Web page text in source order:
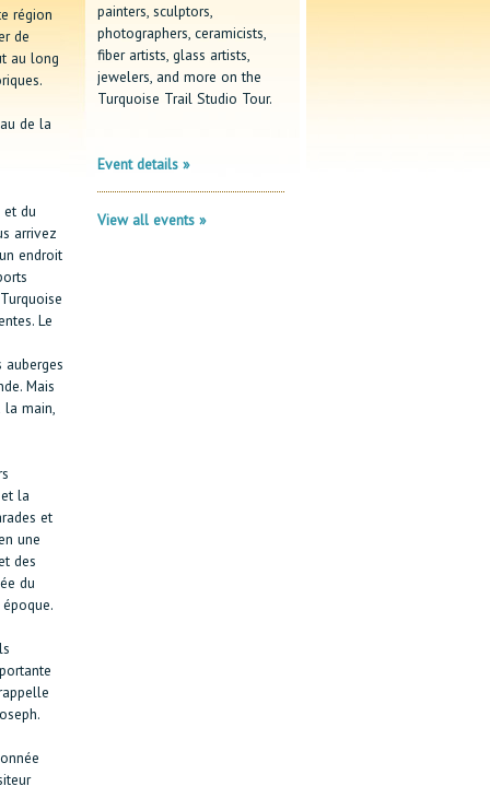
région
de
au long
de la
et du
arrivez
endroit
Le
Mais
la main,
la
et
une
des
du
painters, sculptors,
photographers, ceramicists,
fiber artists, glass artists,
jewelers, and more on the
Turquoise Trail Studio Tour.
Event details »
View all events »